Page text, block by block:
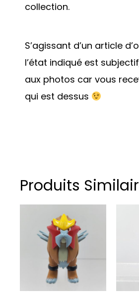
collection.
S’agissant d’un article
l’état indiqué est
aux photos car vous
qui est dessus
Produits